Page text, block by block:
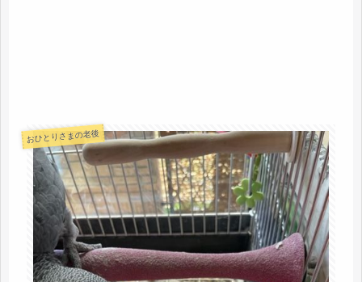
おひとりさまの老後